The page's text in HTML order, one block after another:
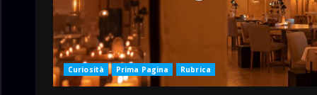
Curiosità Prima Pagina Rubrica